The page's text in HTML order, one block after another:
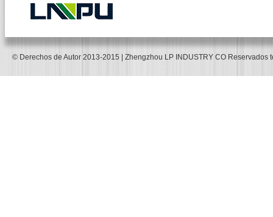
© Derechos de Autor 2013-2015 | Zhengzhou LP INDUSTRY CO